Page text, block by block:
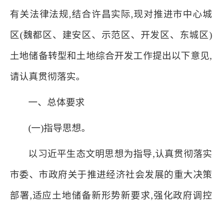
有关法律法规,结合许昌实际,现对推进市中心城
区(魏都区、建安区、示范区、开发区、东城区)
土地储备转型和土地综合开发工作提出以下意见,
请认真贯彻落实。
一、总体要求
(一)指导思想。
以习近平生态文明思想为指导,认真贯彻落实
市委、市政府关于推进经济社会发展的重大决策
部署,适应土地储备新形势新要求,强化政府调控